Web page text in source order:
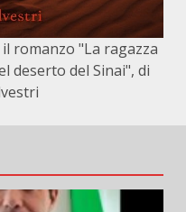
romanzo "La ragazza
deserto del Sinai", di